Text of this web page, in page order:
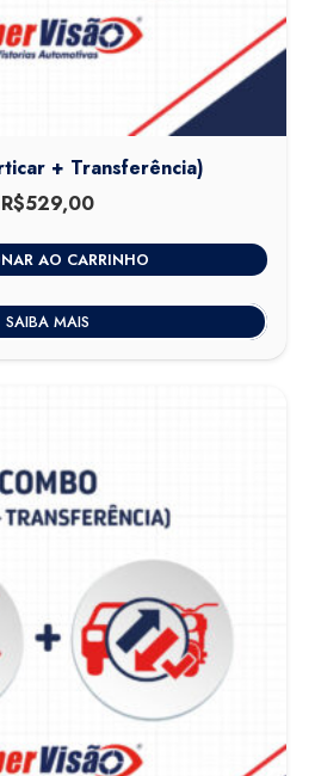
+ Transferência)
R$529,00
AO CARRINHO
SAIBA MAIS